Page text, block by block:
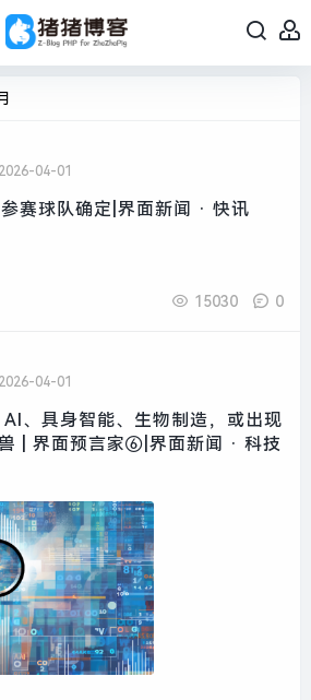
2026-04-01
赛球队确定|界面新闻 · 快讯
15030 0
2026-04-01
、具身智能、生物制造，或出现
| 界面预言家⑥|界面新闻 · 科技